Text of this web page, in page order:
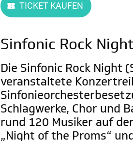
TICKET KAUFEN
Sinfonic Rock Night
Die Sinfonic Rock Night
veranstaltete
Schlagwerke, Chor und
rund 120 Musiker auf
„Night of the Proms“